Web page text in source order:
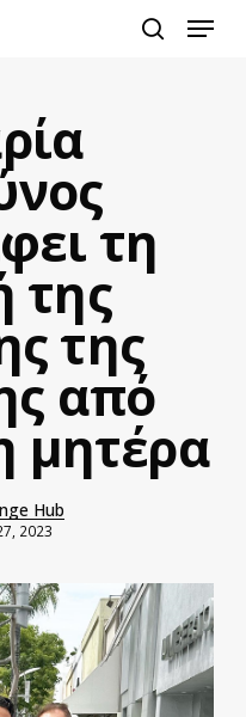
Menu
τη
της
της
από
μητέρα
Hub
2023